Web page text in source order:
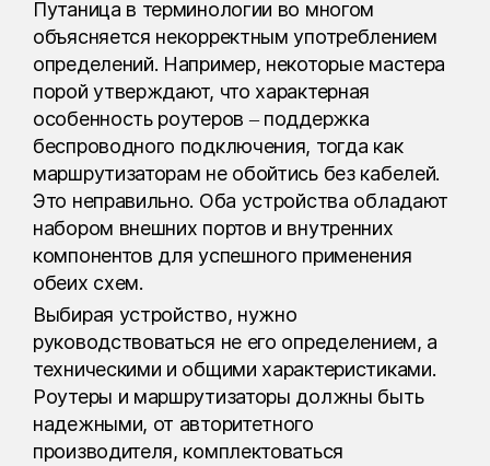
Путаница в терминологии во многом
объясняется некорректным употреблением
определений. Например, некоторые мастера
порой утверждают, что характерная
особенность роутеров – поддержка
беспроводного подключения, тогда как
маршрутизаторам не обойтись без кабелей.
Это неправильно. Оба устройства обладают
набором внешних портов и внутренних
компонентов для успешного применения
обеих схем.
Выбирая устройство, нужно
руководствоваться не его определением, а
техническими и общими характеристиками.
Роутеры и маршрутизаторы должны быть
надежными, от авторитетного
производителя, комплектоваться